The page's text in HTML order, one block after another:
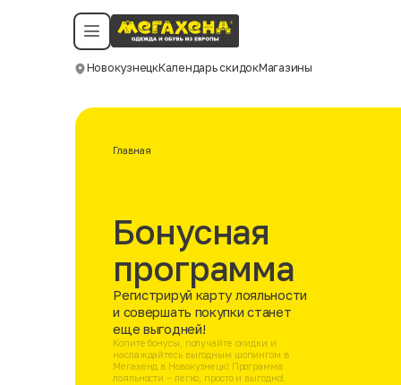
НовокузнецкКалендарь скидокМагазины
Политика конфиденциальности
©️ Мегахенд 2026. Все права защищены.
Смотреть все даты
Главная
Бонусная
программа
Регистрируй карту лояльности
и совершать покупки станет
еще выгодней!
Копите бонусы, получайте скидки и
наслаждайтесь выгодным шопингом в
Мегахенд в Новокузнецк! Программа
лояльности – легко, просто и выгодно!